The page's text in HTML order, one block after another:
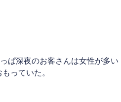
ぱ深夜のお客さんは女性が多い
っていた。